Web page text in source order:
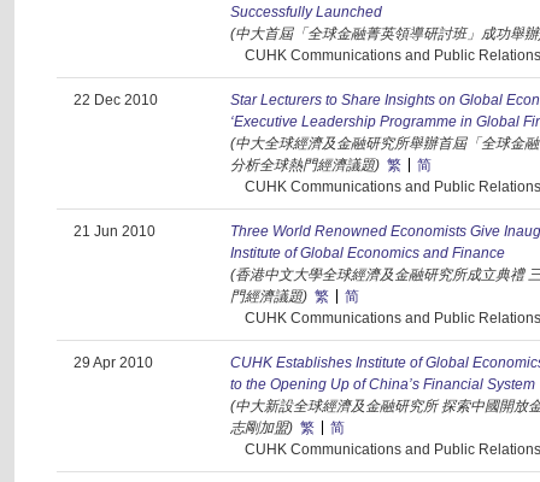
Successfully Launched
(中大首屆「全球金融菁英領導研討班」成功舉
CUHK Communications and Public
22 Dec 2010
Star Lecturers to Share Insights on Global
‘Executive Leadership Programme in Global
(中大全球經濟及金融研究所舉辦首屆「全球金
分析全球熱門經濟議題) 繁
简
CUHK Communications and Public
21 Jun 2010
Three World Renowned Economists Give
Institute of Global Economics and Finance
(香港中文大學全球經濟及金融研究所成立典禮
門經濟議題) 繁
简
CUHK Communications and Public
29 Apr 2010
CUHK Establishes Institute of Global
to the Opening Up of China’s Financial System
(中大新設全球經濟及金融研究所 探索中國開放
志剛加盟) 繁
简
CUHK Communications and Public